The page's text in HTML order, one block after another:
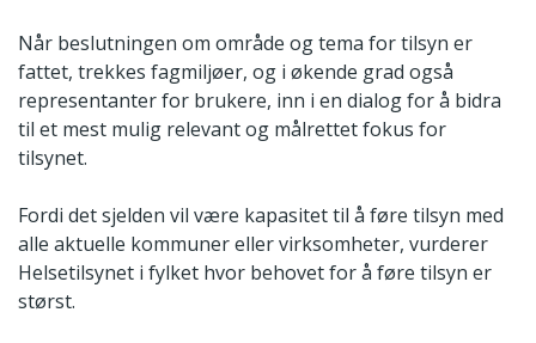
Når beslutningen om område og tema for tilsyn er
fattet, trekkes fagmiljøer, og i økende grad også
representanter for brukere, inn i en dialog for å bidra
til et mest mulig relevant og målrettet fokus for
tilsynet.
Fordi det sjelden vil være kapasitet til å føre tilsyn med
alle aktuelle kommuner eller virksomheter, vurderer
Helsetilsynet i fylket hvor behovet for å føre tilsyn er
størst.